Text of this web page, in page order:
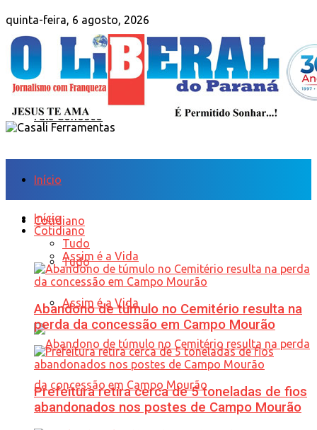
quinta-feira, 6 agosto, 2026
Sobre Nós
Anuncie
Fale Conosco
Início
Cotidiano
Tudo
Assim é a Vida
Início
Cotidiano
Tudo
Assim é a Vida
Abandono de túmulo no Cemitério resulta na
perda da concessão em Campo Mourão
Prefeitura retira cerca de 5 toneladas de fios
abandonados nos postes de Campo Mourão